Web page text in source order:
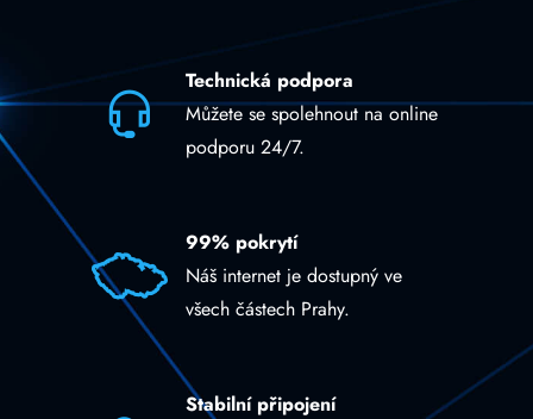
Technická podpora
Můžete se spolehnout na online
podporu 24/7.
99% pokrytí
Náš internet je dostupný ve
všech částech Prahy.
Stabilní připojení